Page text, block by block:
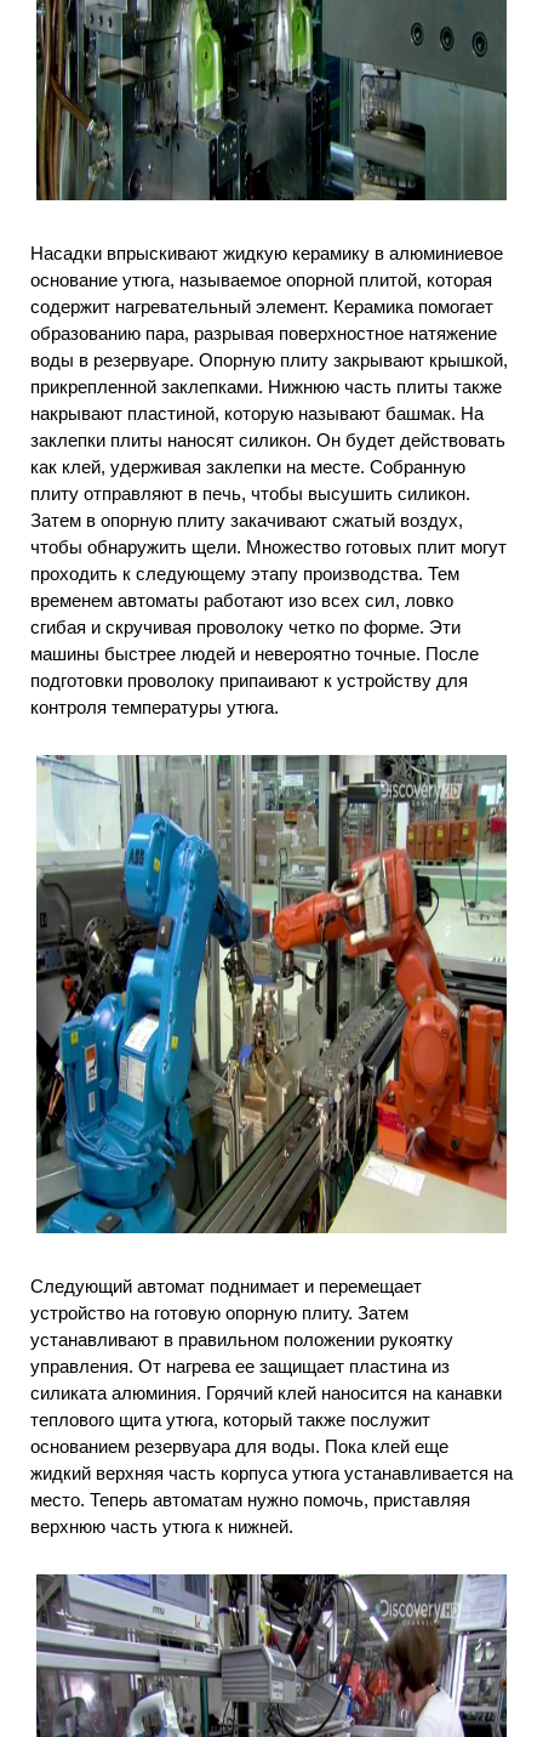
Насадки впрыскивают жидкую керамику в алюминиевое
основание утюга, называемое опорной плитой, которая
содержит нагревательный элемент. Керамика помогает
образованию пара, разрывая поверхностное натяжение
воды в резервуаре. Опорную плиту закрывают крышкой,
прикрепленной заклепками. Нижнюю часть плиты также
накрывают пластиной, которую называют башмак. На
заклепки плиты наносят силикон. Он будет действовать
как клей, удерживая заклепки на месте. Собранную
плиту отправляют в печь, чтобы высушить силикон.
Затем в опорную плиту закачивают сжатый воздух,
чтобы обнаружить щели. Множество готовых плит могут
проходить к следующему этапу производства. Тем
временем автоматы работают изо всех сил, ловко
сгибая и скручивая проволоку четко по форме. Эти
машины быстрее людей и невероятно точные. После
подготовки проволоку припаивают к устройству для
контроля температуры утюга.
Следующий автомат поднимает и перемещает
устройство на готовую опорную плиту. Затем
устанавливают в правильном положении рукоятку
управления. От нагрева ее защищает пластина из
силиката алюминия. Горячий клей наносится на канавки
теплового щита утюга, который также послужит
основанием резервуара для воды. Пока клей еще
жидкий верхняя часть корпуса утюга устанавливается на
место. Теперь автоматам нужно помочь, приставляя
верхнюю часть утюга к нижней.